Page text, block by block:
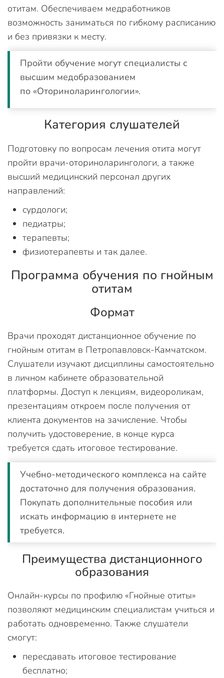
отитам. Обеспечиваем медработников
возможность заниматься по гибкому расписанию
и без привязки к месту.
Пройти обучение могут специалисты с
высшим медобразованием
по «Оториноларингологии».
Категория слушателей
Подготовку по вопросам лечения отита могут
пройти врачи-оториноларингологи, а также
высший медицинский персонал других
направлений:
сурдологи;
педиатры;
терапевты;
физиотерапевты и так далее.
Программа обучения по гнойным
отитам
Формат
Врачи проходят дистанционное обучение по
гнойным отитам в Петропавловск-Камчатском.
Слушатели изучают дисциплины самостоятельно
в личном кабинете образовательной
платформы. Доступ к лекциям, видеороликам,
презентациям откроем после получения от
клиента документов на зачисление. Чтобы
получить удостоверение, в конце курса
требуется сдать итоговое тестирование.
Учебно-методического комплекса на сайте
достаточно для получения образования.
Покупать дополнительные пособия или
искать информацию в интернете не
требуется.
Преимущества дистанционного
образования
Онлайн-курсы по профилю «Гнойные отиты»
позволяют медицинским специалистам учиться и
работать одновременно. Также слушатели
смогут:
пересдавать итоговое тестирование
бесплатно;